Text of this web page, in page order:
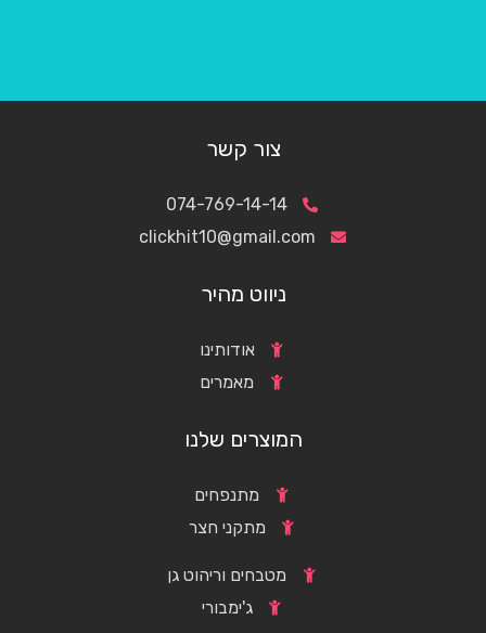
צור קשר
074-769-14-14
clickhit10@gmail.com
ניווט מהיר
אודותינו
מאמרים
המוצרים שלנו
מתנפחים
מתקני חצר
מטבחים וריהוט גן
ג'ימבורי